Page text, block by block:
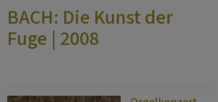
BACH: Die Kunst der
Fuge | 2008